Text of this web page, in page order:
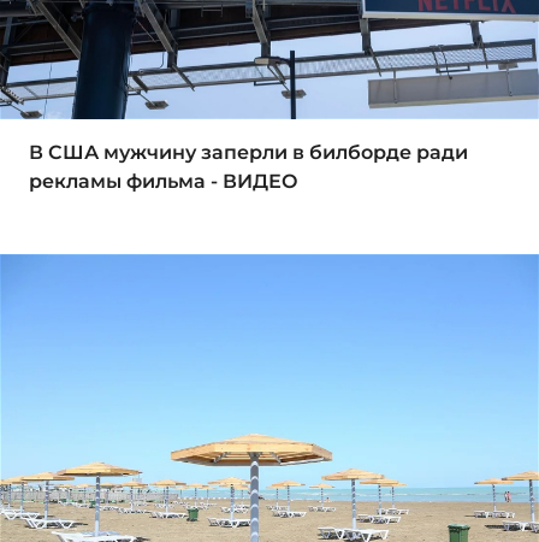
В США мужчину заперли в билборде ради
рекламы фильма - ВИДЕО